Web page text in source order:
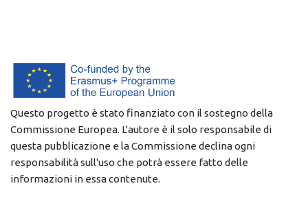
Questo progetto è stato finanziato con il sostegno della
Commissione Europea. L'autore è il solo responsabile di
questa pubblicazione e la Commissione declina ogni
responsabilità sull'uso che potrà essere fatto delle
informazioni in essa contenute.